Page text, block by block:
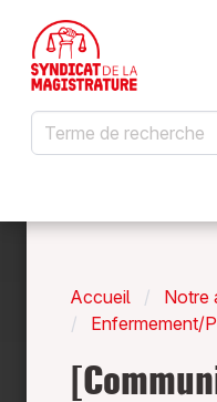
Rechercher
Accueil Notre
Enfermement/